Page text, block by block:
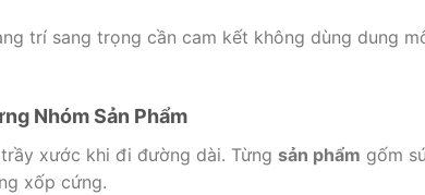
trí sang trọng cần cam kết không dùng dung
Nhóm Sản Phẩm
xước khi đi đường dài. Từng sản phẩm gốm
xốp cứng.